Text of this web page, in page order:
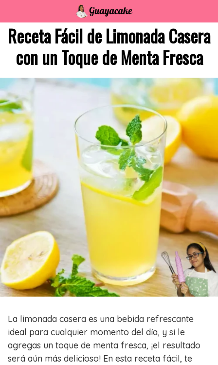
contenido
Receta Fácil de Limonada Casera
con un Toque de Menta Fresca
La limonada casera es una bebida refrescante
ideal para cualquier momento del día, y si le
agregas un toque de menta fresca, ¡el resultado
será aún más delicioso! En esta receta fácil, te